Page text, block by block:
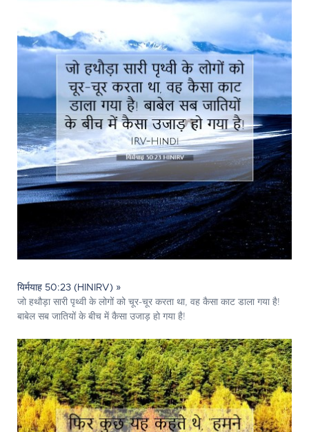
यिर्मयाह 50:23 (HINIRV) »
जो हथौड़ा सारी पृथ्वी के लोगों को चूर-चूर करता था, वह कैसा काट डाला गया है!
बाबेल सब जातियों के बीच में कैसा उजाड़ हो गया है!